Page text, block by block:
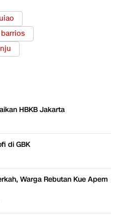
HBKB Jakarta
di GBK
Warga Rebutan Kue Apem